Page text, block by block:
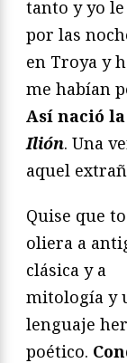
tanto y yo
por las
en Troya y
me habían
Así nació
Ilión. Una
aquel
Quise que
oliera a
clásica y a
mitología y
lenguaje
poético.